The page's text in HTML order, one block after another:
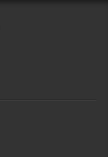
g